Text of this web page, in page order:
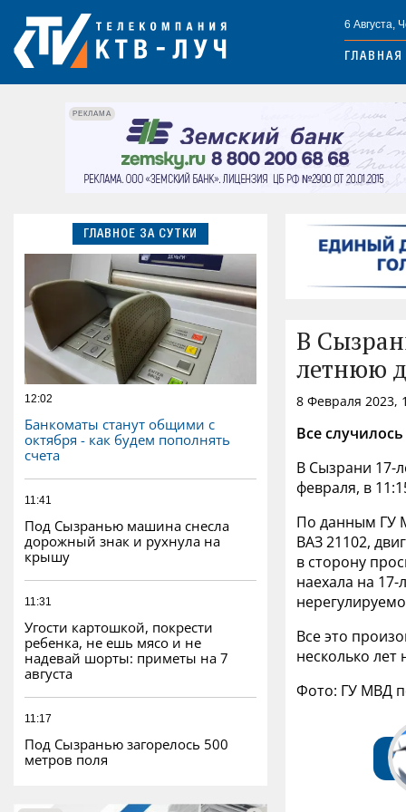
6 Августа,
ГЛАВНАЯ
РЕКЛАМА
ГЛАВНОЕ ЗА СУТКИ
12:02
Банкоматы станут общими с
октября - как будем пополнять
счета
11:41
Под Сызранью машина снесла
дорожный знак и рухнула на
крышу
11:31
Угости картошкой, покрести
ребенка, не ешь мясо и не
надевай шорты: приметы на 7
августа
11:17
Под Сызранью загорелось 500
метров поля
В
летнюю
8 Февраля 2023,
Все
В Сызрани 17-
февраля, в
По данным ГУ
ВАЗ 21102,
в сторону
наехала на
Все это
несколько лет
Фото: ГУ МВД